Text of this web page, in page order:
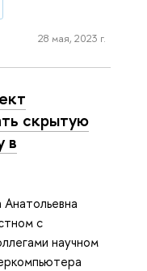
28 мая, 2023 г.
скрытую
в
с
научном